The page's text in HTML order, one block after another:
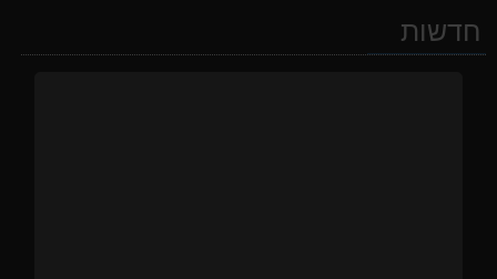
חדשות